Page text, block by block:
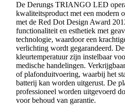
De Derungs TRIANGO LED
kwaliteitsproduct met een modern
met de Red Dot Design Award
functionaliteit en esthetiek met
technologie, waardoor een
verlichting wordt gegarandeerd.
kleurtemperatuur zijn instelbaar
medische handelingen.
of plafonduitvoering, waarbij het
batterij kan worden uitgerust. De
professioneel worden uitgevoerd
voor behoud van garantie.